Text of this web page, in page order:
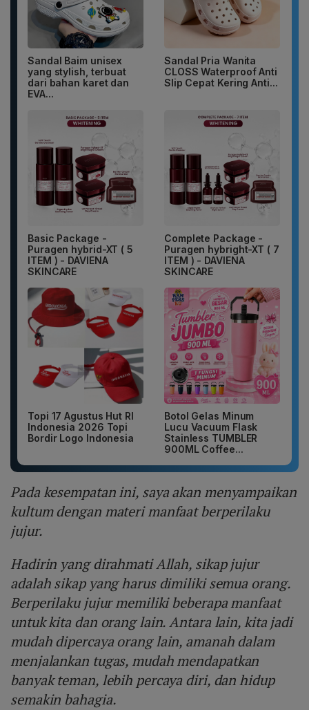
Sandal Baim unisex
yang stylish, terbuat
dari bahan karet dan
EVA...
Sandal Pria Wanita
CLOSS Waterproof Anti
Slip Cepat Kering Anti...
Basic Package -
Puragen hybrid-XT ( 5
ITEM ) - DAVIENA
SKINCARE
Complete Package -
Puragen hybright-XT ( 7
ITEM ) - DAVIENA
SKINCARE
Topi 17 Agustus Hut RI
Indonesia 2026 Topi
Bordir Logo Indonesia
Botol Gelas Minum
Lucu Vacuum Flask
Stainless TUMBLER
900ML Coffee...
Pada kesempatan ini, saya akan menyampaikan
kultum dengan materi manfaat berperilaku
jujur.
Hadirin yang dirahmati Allah, sikap jujur
adalah sikap yang harus dimiliki semua orang.
Berperilaku jujur memiliki beberapa manfaat
untuk kita dan orang lain. Antara lain, kita jadi
mudah dipercaya orang lain, amanah dalam
menjalankan tugas, mudah mendapatkan
banyak teman, lebih percaya diri, dan hidup
semakin bahagia.